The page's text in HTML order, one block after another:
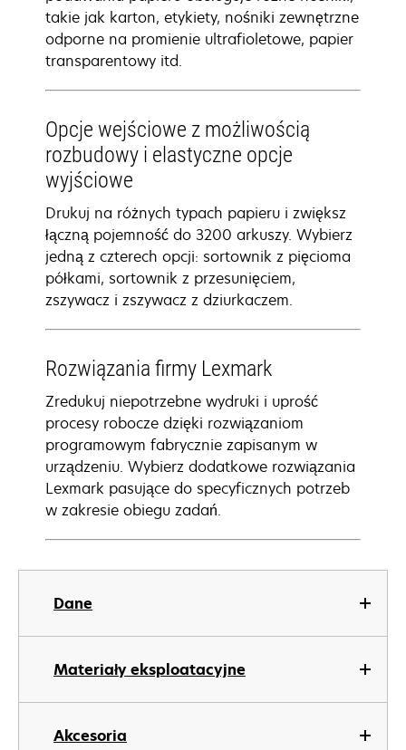
Dane
Materiały eksploatacyjne
Akcesoria
takie jak karton, etykiety, nośniki zewnętrzne
odporne na promienie ultrafioletowe, papier
transparentowy itd.
Opcje wejściowe z możliwością
rozbudowy i elastyczne opcje
wyjściowe
Drukuj na różnych typach papieru i zwiększ
łączną pojemność do 3200 arkuszy. Wybierz
jedną z czterech opcji: sortownik z pięcioma
półkami, sortownik z przesunięciem,
zszywacz i zszywacz z dziurkaczem.
Rozwiązania firmy Lexmark
Zredukuj niepotrzebne wydruki i uprość
procesy robocze dzięki rozwiązaniom
programowym fabrycznie zapisanym w
urządzeniu. Wybierz dodatkowe rozwiązania
Lexmark pasujące do specyficznych potrzeb
w zakresie obiegu zadań.